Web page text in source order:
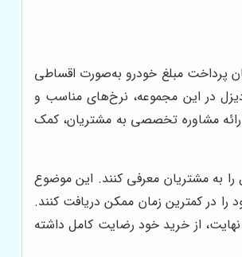
پرداخت مبلغ خودرو به‌صورت اقساطی
در این مجموعه، نرخ‌های مناسب و
مشاوره تخصصی به مشتریان، کمک
به مشتریان معرفی کنند. این موضوع
در کمترین زمان ممکن دریافت کنند.
از خرید خود رضایت کامل داشته